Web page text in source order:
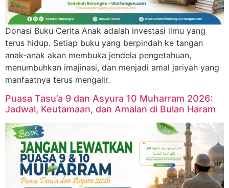
Donasi Buku Cerita Anak adalah investasi ilmu yang
terus hidup. Setiap buku yang berpindah ke tangan
anak-anak akan membuka jendela pengetahuan,
menumbuhkan imajinasi, dan menjadi amal jariyah yang
manfaatnya terus mengalir.
Puasa Tasu’a 9 dan Asyura 10 Muharram 2026:
Jadwal, Keutamaan, dan Amalan di Bulan Haram